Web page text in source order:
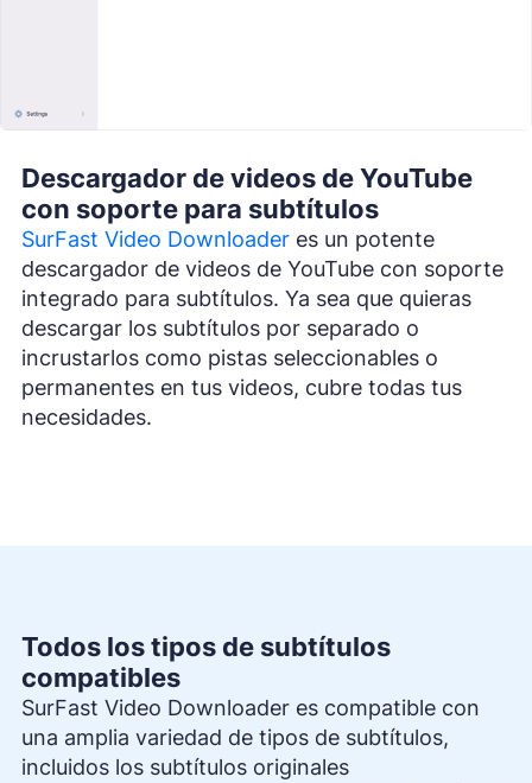
Descargador de videos de YouTube
con soporte para subtítulos
SurFast Video Downloader es un potente
descargador de videos de YouTube con soporte
integrado para subtítulos. Ya sea que quieras
descargar los subtítulos por separado o
incrustarlos como pistas seleccionables o
permanentes en tus videos, cubre todas tus
necesidades.
Todos los tipos de subtítulos
compatibles
SurFast Video Downloader es compatible con
una amplia variedad de tipos de subtítulos,
incluidos los subtítulos originales